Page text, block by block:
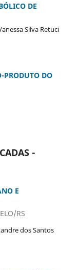
DE
Silva Retuci
PRODUTO DO
-
E
RS
dos Santos